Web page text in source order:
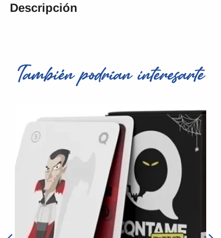
Descripción
También podrían interesarte